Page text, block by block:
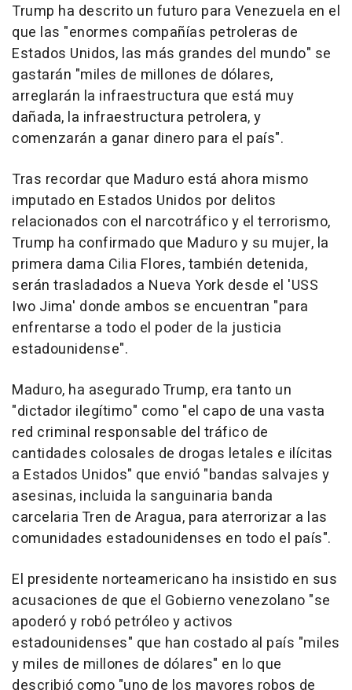
Trump ha descrito un futuro para Venezuela en el
que las "enormes compañías petroleras de
Estados Unidos, las más grandes del mundo" se
gastarán "miles de millones de dólares,
arreglarán la infraestructura que está muy
dañada, la infraestructura petrolera, y
comenzarán a ganar dinero para el país".
Tras recordar que Maduro está ahora mismo
imputado en Estados Unidos por delitos
relacionados con el narcotráfico y el terrorismo,
Trump ha confirmado que Maduro y su mujer, la
primera dama Cilia Flores, también detenida,
serán trasladados a Nueva York desde el 'USS
Iwo Jima' donde ambos se encuentran "para
enfrentarse a todo el poder de la justicia
estadounidense".
Maduro, ha asegurado Trump, era tanto un
"dictador ilegítimo" como "el capo de una vasta
red criminal responsable del tráfico de
cantidades colosales de drogas letales e ilícitas
a Estados Unidos" que envió "bandas salvajes y
asesinas, incluida la sanguinaria banda
carcelaria Tren de Aragua, para aterrorizar a las
comunidades estadounidenses en todo el país".
El presidente norteamericano ha insistido en sus
acusaciones de que el Gobierno venezolano "se
apoderó y robó petróleo y activos
estadounidenses" que han costado al país "miles
y miles de millones de dólares" en lo que